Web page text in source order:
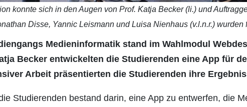
konnte sich in den Augen von Prof. Katja Becker (li.) und
Disse, Yannic Leismann und Luisa Nienhaus (v.l.n.r.)
Medieninformatik stand im Wahlmodul
Becker entwickelten die Studierenden eine App für
Arbeit präsentierten die Studierenden ihre
Studierenden bestand darin, eine App zu entwerfen, die